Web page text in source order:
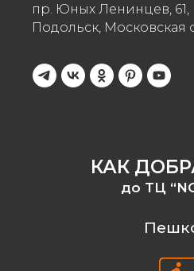
пр. Юных Ленинцев, 61,
Подольск, Московская
КАК
до ТЦ